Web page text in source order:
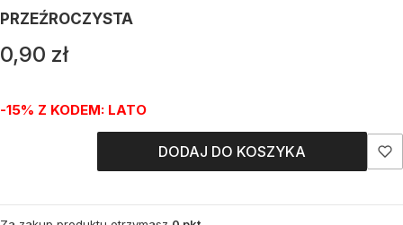
PRZEŹROCZYSTA
Cena
0,90 zł
-15% Z KODEM: LATO
DODAJ DO KOSZYKA